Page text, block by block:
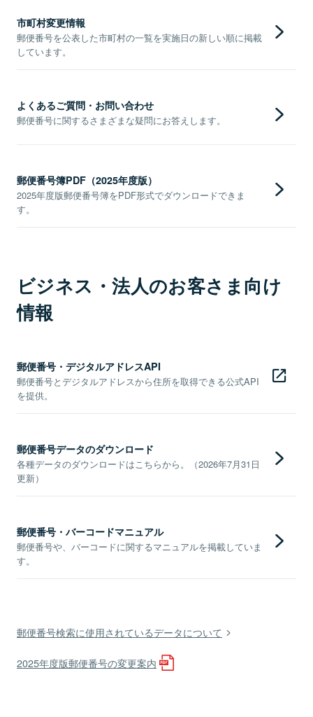
市町村変更情報
郵便番号を公表した市町村の一覧を実施日の新しい順に掲載
しています。
よくあるご質問・お問い合わせ
郵便番号に関するさまざまな疑問にお答えします。
郵便番号簿PDF（2025年度版）
2025年度版郵便番号簿をPDF形式でダウンロードできま
す。
ビジネス・法人のお客さま向け
情報
郵便番号・デジタルアドレスAPI
郵便番号とデジタルアドレスから住所を取得できる公式API
を提供。
郵便番号データのダウンロード
各種データのダウンロードはこちらから。（2026年7月31日
更新）
郵便番号・バーコードマニュアル
郵便番号や、バーコードに関するマニュアルを掲載していま
す。
郵便番号検索に使用されているデータについて
2025年度版郵便番号の変更案内